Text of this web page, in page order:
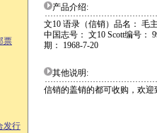
票
发行
产品介绍:
文10 语录（信销）品名： 毛
中国志号： 文10 Scott编号：
期： 1968-7-20
其他说明:
信销的盖销的都可收购，欢